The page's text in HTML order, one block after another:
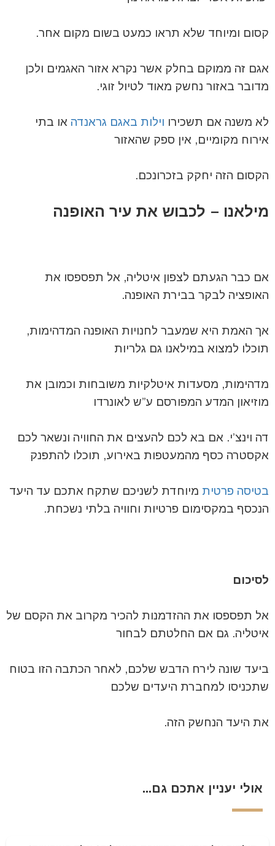
קסום ומיוחד שלא תראו כמעט בשום מקום אחר.
אגם זה ממוקם בחלק אשר נקרא אזור האגמים ולכן
מדובר באזור נחשק מאוד לטיול זוגי.
לא משנה אם תשכירו וילות באגם גראנדה או בתי
אירוח מקומיים, אין ספק שהאזור
הקסום הזה יחקק בזכרונכם.
מילאנו – לכבוש את עיר האופנה
אם כבר הגעתם לצפון איטליה, אל תפספסו את
האופציה לבקר בבירת האופנה.
אך האמת היא שמעבר לחנויות האופנה המדהימות,
תוכלו למצוא במילאנו גם גלריות
מדהימות, מסעדות איטלקיות משובחות וכמובן את
מוזיאון המדע המפורסם ע”ש לאונרדו
דה וינצ’י. אם בא לכם להעצים את החוויה ונשאר לכם
אקסטרה כסף מהמעטפות באירוע, תוכלו להתפנק
בטיסה פרטית מיוחדת לשניכם שתקח אתכם עד היעד
הנכסף במקסימום פרטיות וחוויה בלתי נשכחת.
לסיכום
אל תפספסו את ההזדמנות להכיר מקרוב את הקסם של
איטליה. גם אם החלטתם לבחור
ביעד שונה לירח הדבש שלכם, לאחר הכתבה הזו בטוח
שתכניסו למחברת היעדים שלכם
את היעד הנחשק הזה.
אולי יעניין אתכם גם...